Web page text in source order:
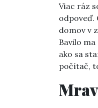
Viac ráz
odpoveď.
domov v
Bavilo
ako sa
počítač,